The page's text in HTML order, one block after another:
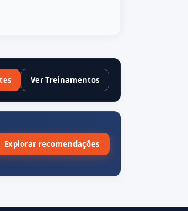
Ver Treinamentos
Explorar recomendações